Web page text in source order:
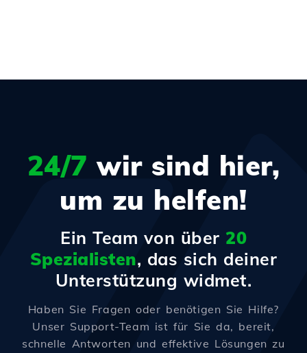
24/7 wir sind hier,
um zu helfen!
Ein Team von über 20
Spezialisten, das sich deiner
Unterstützung widmet.
Haben Sie Fragen oder benötigen Sie Hilfe?
Unser Support-Team ist für Sie da, bereit,
schnelle Antworten und effektive Lösungen zu